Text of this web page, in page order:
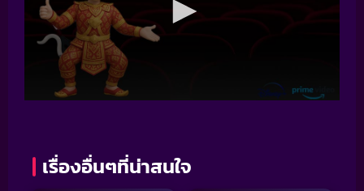
เรื่องอื่นๆที่น่าสนใจ